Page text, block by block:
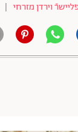
וירדן מזרחי |